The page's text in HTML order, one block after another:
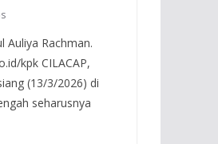
Auliya Rachman.
kpk CILACAP,
(13/3/2026) di
seharusnya